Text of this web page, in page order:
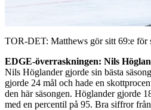
TOR-DET: Matthews gör sitt 69:e för
EDGE-överraskningen: Nils
Nils Höglander gjorde sin bästa
gjorde 24 mål och hade en
den här säsongen. Höglander gjorde
med en percentil på 95. Bra siffror